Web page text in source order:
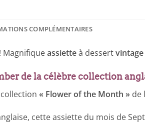
COMPLÉMENTAIRES
! Magnifiqueassietteà dessertvintage
de la célèbre collection
« Flower of the Month » de
cette assiette du mois de